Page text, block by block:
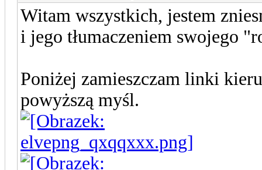
Witam wszystkich, jestem
i jego tłumaczeniem swojego
Poniżej zamieszczam linki
powyższą myśl.